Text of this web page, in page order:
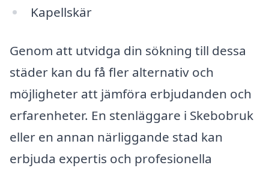
Kapellskär
Genom att utvidga din sökning till dessa
städer kan du få fler alternativ och
möjligheter att jämföra erbjudanden och
erfarenheter. En stenläggare i Skebobruk
eller en annan närliggande stad kan
erbjuda expertis och profesionella